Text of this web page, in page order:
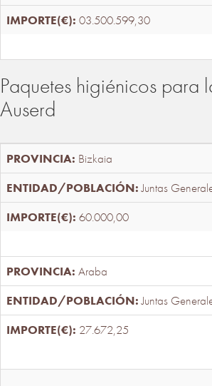
03.500.599,30
Paquetes higiénicos para
Auserd
Bizkaia
Juntas
60.000,00
Araba
Juntas
27.672,25